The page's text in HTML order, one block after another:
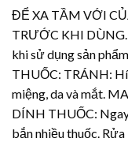
ĐỂ XA TẦM VỚI
TRƯỚC KHI
khi sử dụng sản
THUỐC: TRÁNH:
miệng, da và mắt.
DÍNH THUỐC:
bắn nhiều thuốc.